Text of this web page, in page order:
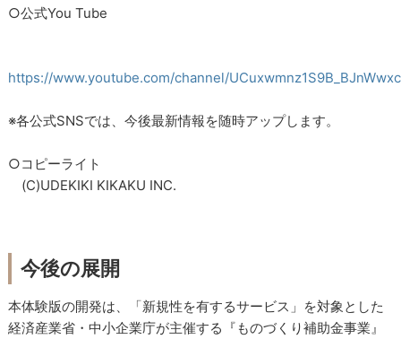
○公式You Tube
https://www.youtube.com/channel/
※各公式SNSでは、今後最新情報を随時アップします。
○コピーライト
(C)UDEKIKI KIKAKU INC.
今後の展開
本体験版の開発は、「新規性を有するサービス」を対象とした
経済産業省・中小企業庁が主催する『ものづくり補助金事業』